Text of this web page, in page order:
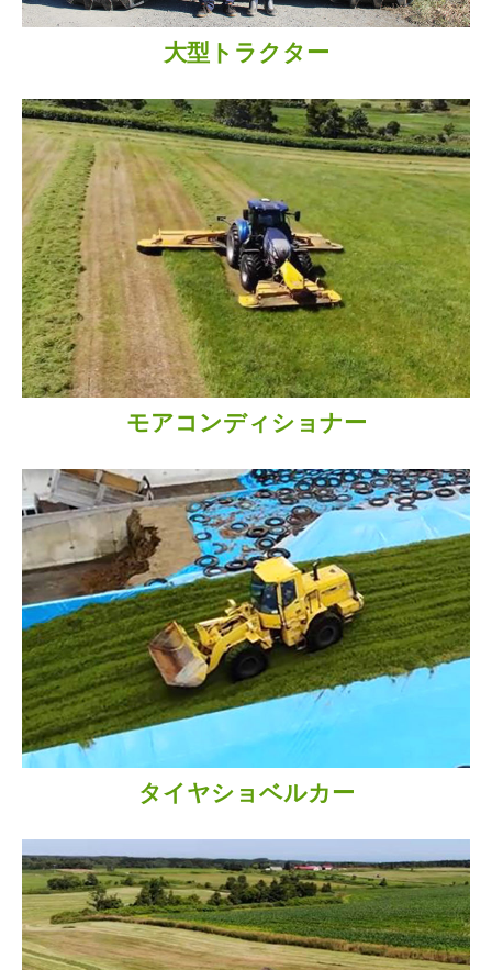
大型トラクター
モアコンディショナー
タイヤショベルカー